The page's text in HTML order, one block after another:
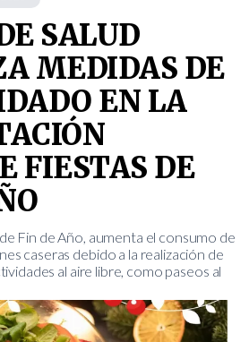
SALUD
MEDIDAS DE
EN LA
FIESTAS DE
Fin de Año, aumenta el consumo de
caseras debido a la realización de
al aire libre, como paseos al